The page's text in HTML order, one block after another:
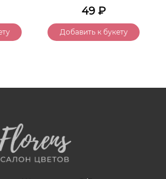
49 ₽
Добавить к букету